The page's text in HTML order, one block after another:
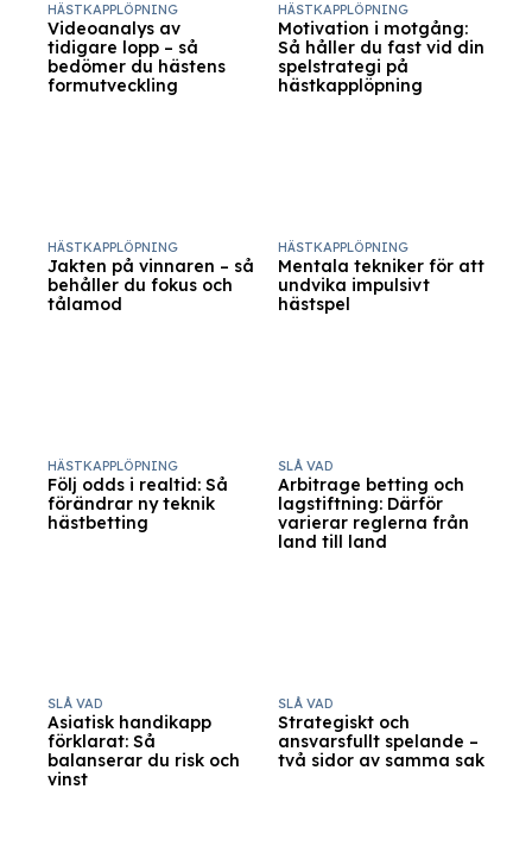
Videoanalys av
tidigare lopp – så
bedömer du hästens
formutveckling
HÄSTKAPPLÖPNING
Motivation i motgång:
Så håller du fast vid din
spelstrategi på
hästkapplöpning
HÄSTKAPPLÖPNING
Jakten på vinnaren – så
behåller du fokus och
tålamod
HÄSTKAPPLÖPNING
Mentala tekniker för att
undvika impulsivt
hästspel
HÄSTKAPPLÖPNING
Följ odds i realtid: Så
förändrar ny teknik
hästbetting
HÄSTKAPPLÖPNING
Arbitrage betting och
lagstiftning: Därför
varierar reglerna från
land till land
SLÅ VAD
Asiatisk handikapp
förklarat: Så
balanserar du risk och
vinst
SLÅ VAD
Strategiskt och
ansvarsfullt spelande –
två sidor av samma sak
SLÅ VAD